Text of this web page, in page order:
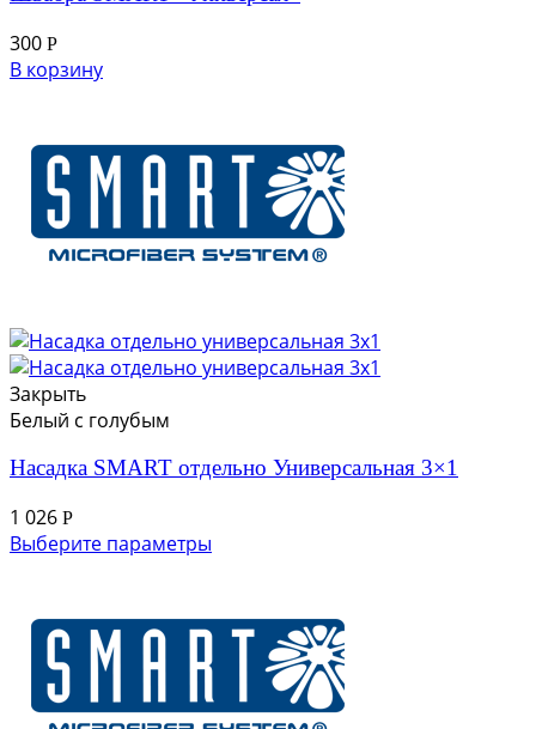
300 Р
В корзину
Закрыть
Белый с голубым
Насадка SMART отдельно Универсальная 3×1
1 026 Р
Выберите параметры